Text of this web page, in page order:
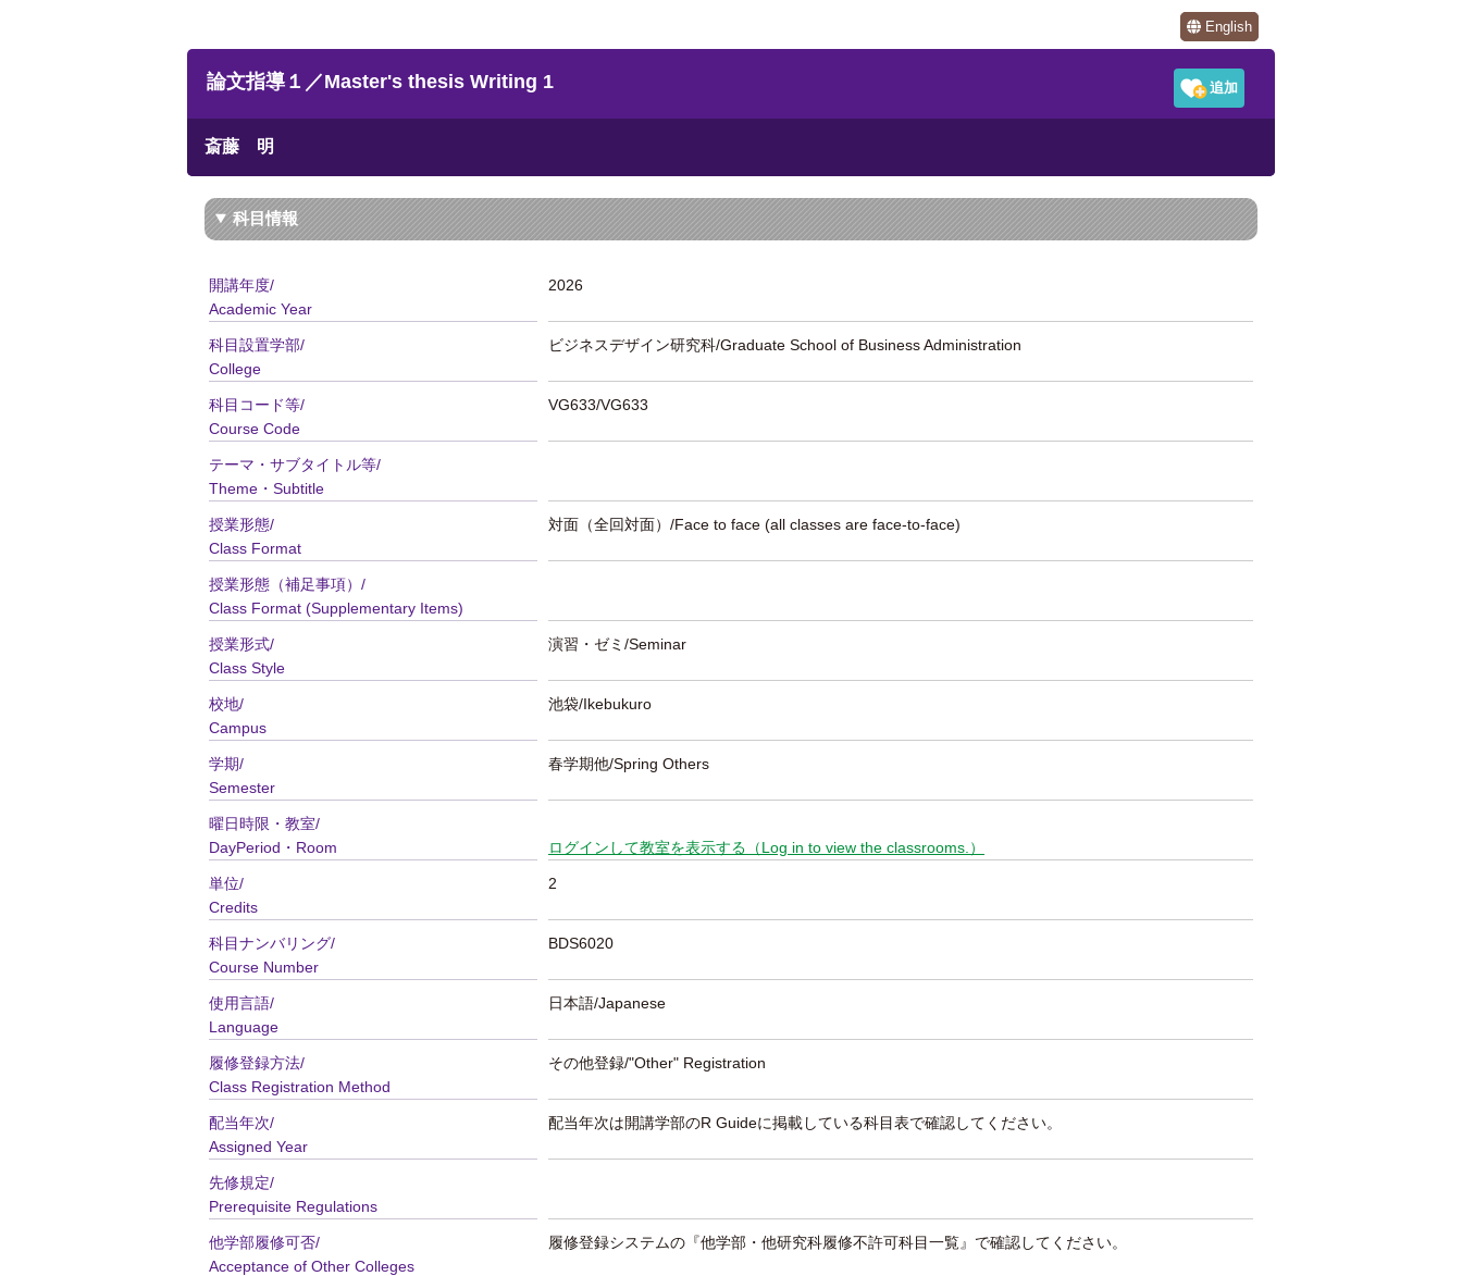
English
論文指導１／Master's thesis Writing 1
斎藤 明
科目情報
開講年度/
Academic Year
2026
科目設置学部/
College
ビジネスデザイン研究科/Graduate School of Business Administration
科目コード等/
Course Code
VG633/VG633
テーマ・サブタイトル等/
Theme・Subtitle
授業形態/
Class Format
対面（全回対面）/Face to face (all classes are face-to-face)
授業形態（補足事項）/
Class Format (Supplementary Items)
授業形式/
Class Style
演習・ゼミ/Seminar
校地/
Campus
池袋/Ikebukuro
学期/
Semester
春学期他/Spring Others
曜日時限・教室/
DayPeriod・Room
ログインして教室を表示する（Log in to view the classrooms.）
単位/
Credits
2
科目ナンバリング/
Course Number
BDS6020
使用言語/
Language
日本語/Japanese
履修登録方法/
Class Registration Method
その他登録/"Other" Registration
配当年次/
Assigned Year
配当年次は開講学部のR Guideに掲載している科目表で確認してください。
先修規定/
Prerequisite Regulations
他学部履修可否/
Acceptance of Other Colleges
履修登録システムの『他学部・他研究科履修不許可科目一覧』で確認してください。